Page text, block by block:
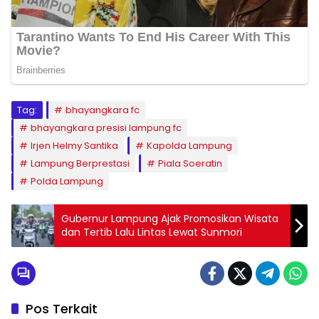
Tag:
bhayangkara fc
bhayangkara presisi lampung fc
Irjen Helmy Santika
Kapolda Lampung
Lampung Berprestasi
Piala Soeratin
Polda Lampung
Gubernur Lampung Ajak Promosikan Wisata
dan Tertib Lalu Lintas Lewat Sunmori
Pos Terkait